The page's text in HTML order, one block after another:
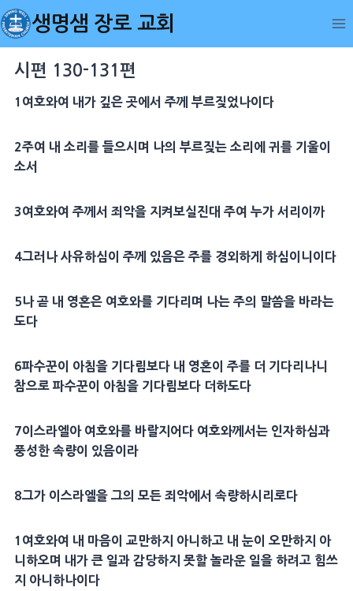
Skip
to
content
생명샘 장로 교회
시편 130-131편
1여호와여 내가 깊은 곳에서 주께 부르짖었나이다
2주여 내 소리를 들으시며 나의 부르짖는 소리에 귀를 기울이
소서
3여호와여 주께서 죄악을 지켜보실진대 주여 누가 서리이까
4그러나 사유하심이 주께 있음은 주를 경외하게 하심이니이다
5나 곧 내 영혼은 여호와를 기다리며 나는 주의 말씀을 바라는
도다
6파수꾼이 아침을 기다림보다 내 영혼이 주를 더 기다리나니
참으로 파수꾼이 아침을 기다림보다 더하도다
7이스라엘아 여호와를 바랄지어다 여호와께서는 인자하심과
풍성한 속량이 있음이라
8그가 이스라엘을 그의 모든 죄악에서 속량하시리로다
1여호와여 내 마음이 교만하지 아니하고 내 눈이 오만하지 아
니하오며 내가 큰 일과 감당하지 못할 놀라운 일을 하려고 힘쓰
지 아니하나이다